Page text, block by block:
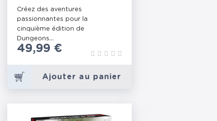
2024
Créez des aventures
passionnantes pour la
cinquième édition de
Dungeons...
Prix
49,99 €
Ajouter au panier